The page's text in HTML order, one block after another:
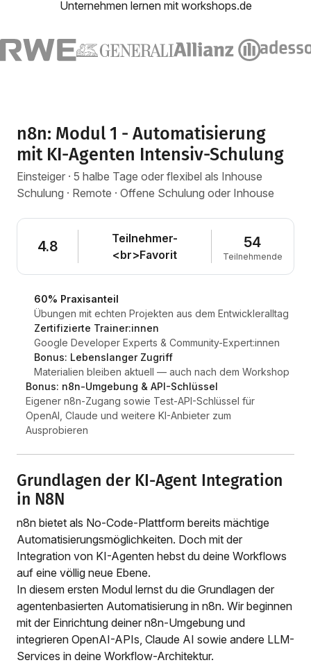
Unternehmen lernen mit workshops.de
n8n: Modul 1 - Automatisierung
mit KI-Agenten Intensiv-Schulung
Einsteiger · 5 halbe Tage oder flexibel als Inhouse
Schulung · Remote · Offene Schulung oder Inhouse
4.8
Teilnehmer-
<br>Favorit
54
Teilnehmende
60% Praxisanteil
Übungen mit echten Projekten aus dem Entwickleralltag
Zertifizierte Trainer:innen
Google Developer Experts & Community-Expert:innen
Bonus: Lebenslanger Zugriff
Materialien bleiben aktuell — auch nach dem Workshop
Bonus: n8n-Umgebung & API-Schlüssel
Eigener n8n-Zugang sowie Test-API-Schlüssel für
OpenAI, Claude und weitere KI-Anbieter zum
Ausprobieren
Grundlagen der KI-Agent Integration
in N8N
n8n bietet als No-Code-Plattform bereits mächtige
Automatisierungsmöglichkeiten. Doch mit der
Integration von KI-Agenten hebst du deine Workflows
auf eine völlig neue Ebene.
In diesem ersten Modul lernst du die Grundlagen der
agentenbasierten Automatisierung in n8n. Wir beginnen
mit der Einrichtung deiner n8n-Umgebung und
integrieren OpenAI-APIs, Claude AI sowie andere LLM-
Services in deine Workflow-Architektur.